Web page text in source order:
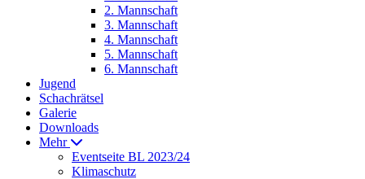
2. Mannschaft
3. Mannschaft
4. Mannschaft
5. Mannschaft
6. Mannschaft
Jugend
Schachrätsel
Galerie
Downloads
Mehr
Eventseite BL 2023/24
Klimaschutz